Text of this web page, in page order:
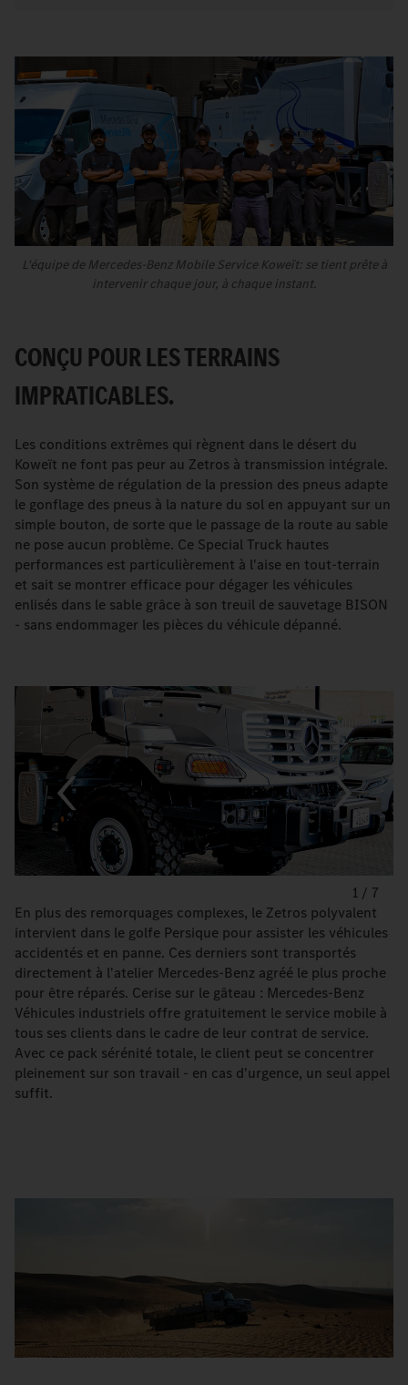
L'équipe de Mercedes-Benz Mobile Service Koweït: se tient prête à
intervenir chaque jour, à chaque instant.
CONÇU POUR LES TERRAINS
IMPRATICABLES.
Les conditions extrêmes qui règnent dans le désert du
Koweït ne font pas peur au Zetros à transmission intégrale.
Son système de régulation de la pression des pneus adapte
le gonflage des pneus à la nature du sol en appuyant sur un
simple bouton, de sorte que le passage de la route au sable
ne pose aucun problème. Ce Special Truck hautes
performances est particulièrement à l'aise en tout-terrain
et sait se montrer efficace pour dégager les véhicules
enlisés dans le sable grâce à son treuil de sauvetage BISON
- sans endommager les pièces du véhicule dépanné.
1 / 7
En plus des remorquages complexes, le Zetros polyvalent
intervient dans le golfe Persique pour assister les véhicules
accidentés et en panne. Ces derniers sont transportés
directement à l'atelier Mercedes-Benz agréé le plus proche
pour être réparés. Cerise sur le gâteau : Mercedes-Benz
Véhicules industriels offre gratuitement le service mobile à
tous ses clients dans le cadre de leur contrat de service.
Avec ce pack sérénité totale, le client peut se concentrer
pleinement sur son travail - en cas d'urgence, un seul appel
suffit.